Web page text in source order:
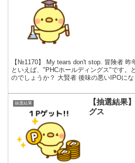
【№1170】 My tears don't stop. 冒険者 昨
といえば、"PHCホールディングス"です。
のでしょうか？ 大賢者 後味の悪いIPOにな
抽選結果
【抽選結果
グス